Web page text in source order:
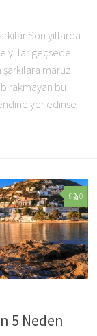
Son yıllarda
yıllar geçsede
maruz
bırakmayan bu
yer edinse
0
5 Neden